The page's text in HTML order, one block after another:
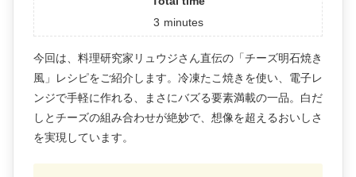
3 minutes
今回は、料理研究家リュウジさん直伝の「チーズ明石焼き
風」レシピをご紹介します。冷凍たこ焼きを使い、電子レ
ンジで手軽に作れる、まさにバズる要素満載の一品。白だ
しとチーズの組み合わせが絶妙で、想像を超えるおいしさ
を実現しています。